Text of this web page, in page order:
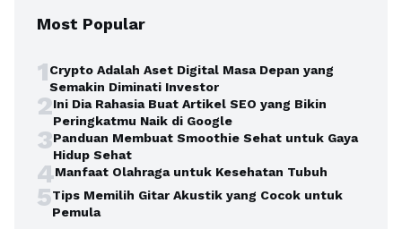
Most Popular
1Crypto Adalah Aset Digital Masa Depan yang
Semakin Diminati Investor
2Ini Dia Rahasia Buat Artikel SEO yang Bikin
Peringkatmu Naik di Google
3Panduan Membuat Smoothie Sehat untuk Gaya
Hidup Sehat
4Manfaat Olahraga untuk Kesehatan Tubuh
5Tips Memilih Gitar Akustik yang Cocok untuk
Pemula